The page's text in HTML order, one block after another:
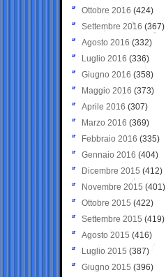
Ottobre 2016 (424)
Settembre 2016 (367)
Agosto 2016 (332)
Luglio 2016 (336)
Giugno 2016 (358)
Maggio 2016 (373)
Aprile 2016 (307)
Marzo 2016 (369)
Febbraio 2016 (335)
Gennaio 2016 (404)
Dicembre 2015 (412)
Novembre 2015 (401)
Ottobre 2015 (422)
Settembre 2015 (419)
Agosto 2015 (416)
Luglio 2015 (387)
Giugno 2015 (396)